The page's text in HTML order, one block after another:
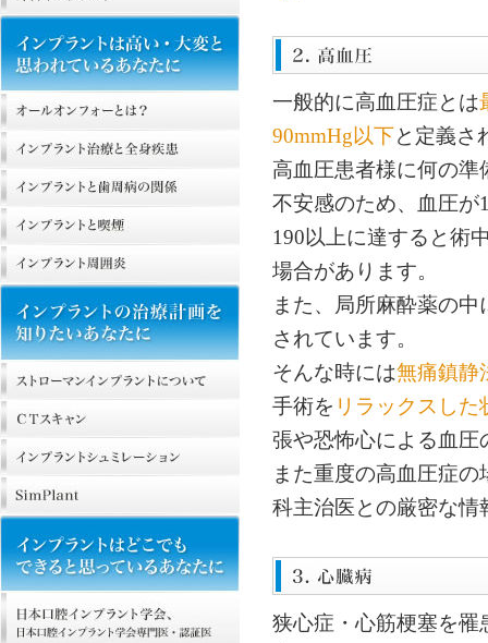
一般的に高血圧症とは
90mmHg以下と定義さ
高血圧患者様に何の準
不安感のため、血圧が
190以上に達すると術
場合があります。
また、局所麻酔薬の
されています。
そんな時には無痛鎮静
手術を リラックスした
張や恐怖心による血圧
また重度の高血圧症
科主治医との厳密な情
狭心症・心筋梗塞を罹